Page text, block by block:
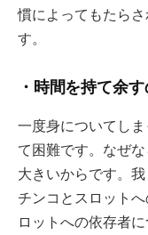
慣によってもたら
す。
・時間を持て余
一度身についてし
て困難です。なぜ
大きいからです。
チンコとスロット
ロットへの依存者